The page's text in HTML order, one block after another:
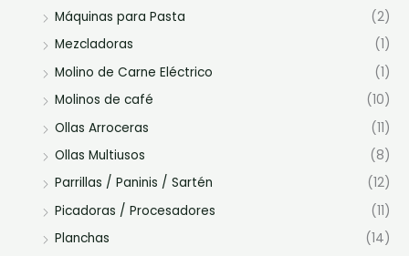
Máquinas para Pasta
(2)
Mezcladoras
(1)
Molino de Carne Eléctrico
(1)
Molinos de café
(10)
Ollas Arroceras
(11)
Ollas Multiusos
(8)
Parrillas / Paninis / Sartén
(12)
Picadoras / Procesadores
(11)
Planchas
(14)